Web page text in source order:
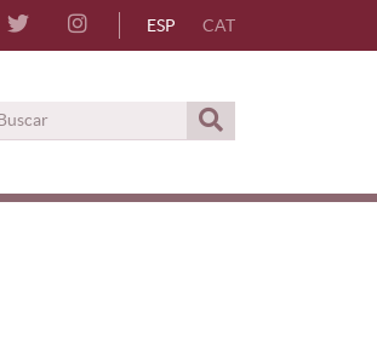
ESP CAT